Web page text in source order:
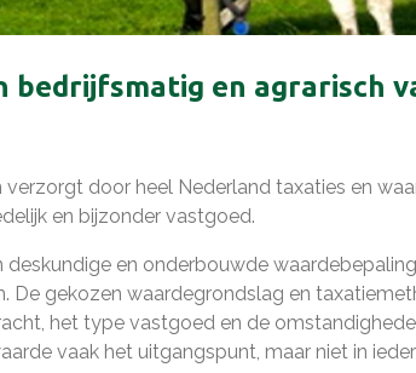
bedrijfsmatig en agrarisch
verzorgt door heel Nederland taxaties en
en bijzonder vastgoed.
deskundige en onderbouwde
De gekozen waardegrondslag en
het type vastgoed en de
vaak het uitgangspunt, maar niet in